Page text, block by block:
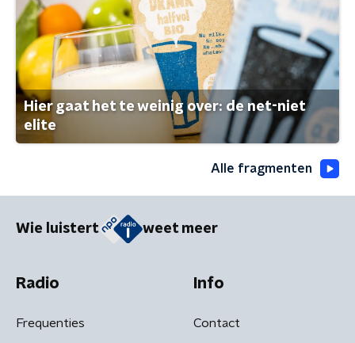
Hier gaat het te weinig over: de net-niet
elite
Alle fragmenten
Wie luistert weet meer
Radio
Frequenties
Info
Contact